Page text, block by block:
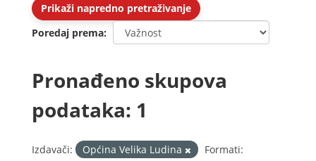
Prikaži napredno pretraživanje
Poredaj prema
Pronađeno skupova
podataka: 1
Izdavači: Općina Velika Ludina
Formati: